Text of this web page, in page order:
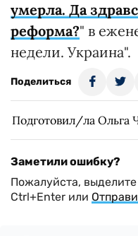
умерла. Да
реформа?" в
недели. Украина".
Поделиться
Подготовил/ла Ольга
Заметили ошибку?
Пожалуйста,
Ctrl+Enter или